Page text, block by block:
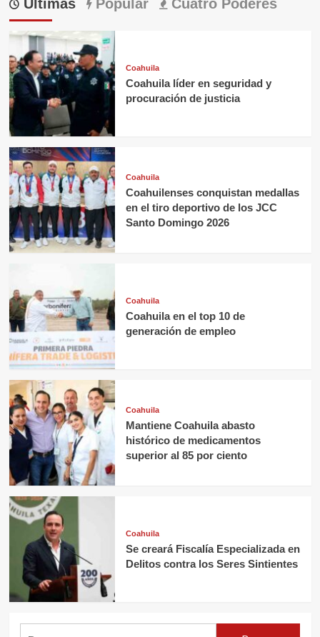
Últimas Popular Cuatro Poderes
Coahuila
Coahuila líder en seguridad y
procuración de justicia
Coahuila
Coahuilenses conquistan medallas
en el tiro deportivo de los JCC
Santo Domingo 2026
Coahuila
Coahuila en el top 10 de
generación de empleo
Coahuila
Mantiene Coahuila abasto
histórico de medicamentos
superior al 85 por ciento
Coahuila
Se creará Fiscalía Especializada en
Delitos contra los Seres Sintientes